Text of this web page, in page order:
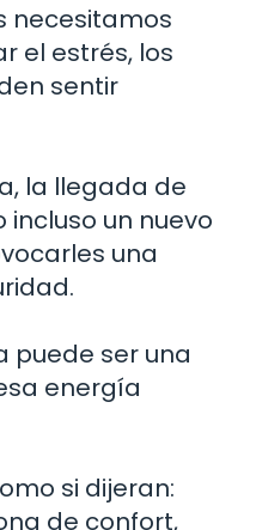
necesitamos
el estrés, los
sentir
la llegada de
incluso un nuevo
una
puede ser una
energía
si dijeran:
de confort,